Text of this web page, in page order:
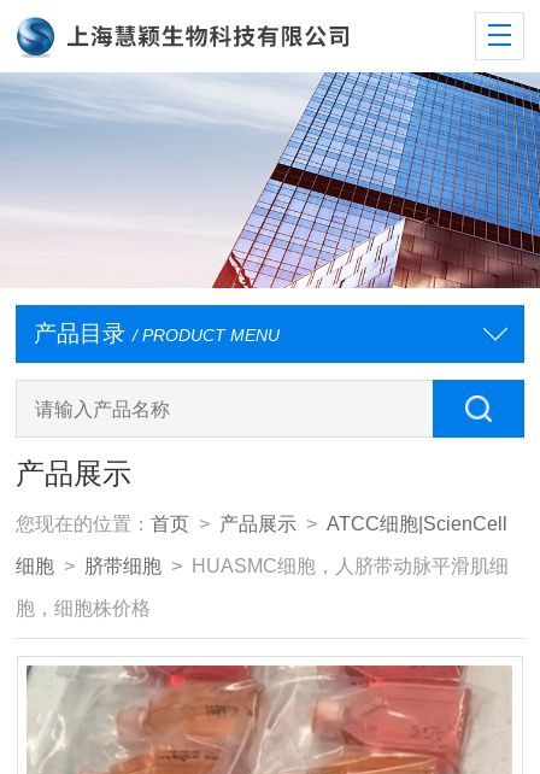
产品目录 / PRODUCT MENU
产品展示
您现在的位置：首页 > 产品展示 >ATCC细胞|ScienCell
细胞 > 脐带细胞 > HUASMC细胞，人脐带动脉平滑肌细
胞，细胞株价格